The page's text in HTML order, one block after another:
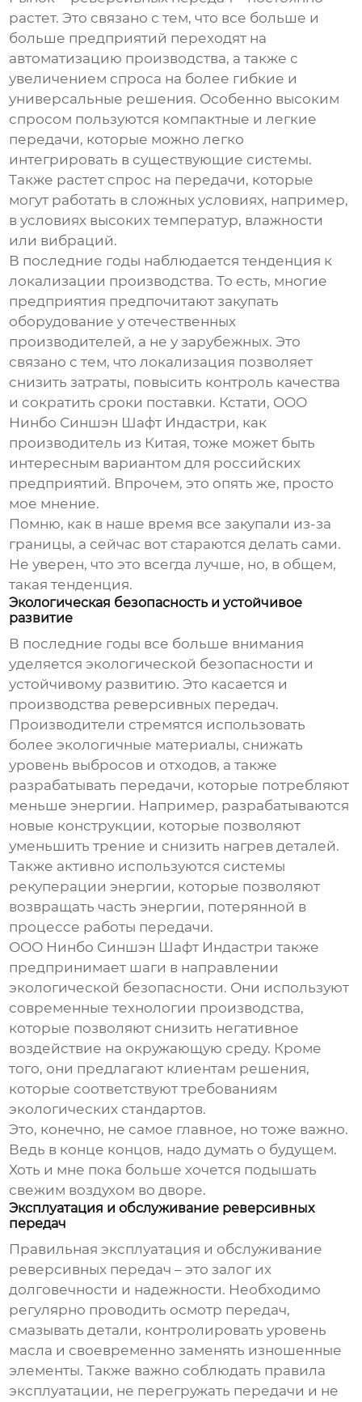
растет. Это связано с тем, что все больше и
больше предприятий переходят на
автоматизацию производства, а также с
увеличением спроса на более гибкие и
универсальные решения. Особенно высоким
спросом пользуются компактные и легкие
передачи, которые можно легко
интегрировать в существующие системы.
Также растет спрос на передачи, которые
могут работать в сложных условиях, например,
в условиях высоких температур, влажности
или вибраций.
В последние годы наблюдается тенденция к
локализации производства. То есть, многие
предприятия предпочитают закупать
оборудование у отечественных
производителей, а не у зарубежных. Это
связано с тем, что локализация позволяет
снизить затраты, повысить контроль качества
и сократить сроки поставки. Кстати, ООО
Нинбо Синшэн Шафт Индастри, как
производитель из Китая, тоже может быть
интересным вариантом для российских
предприятий. Впрочем, это опять же, просто
мое мнение.
Помню, как в наше время все закупали из-за
границы, а сейчас вот стараются делать сами.
Не уверен, что это всегда лучше, но, в общем,
такая тенденция.
Экологическая безопасность и устойчивое
развитие
В последние годы все больше внимания
уделяется экологической безопасности и
устойчивому развитию. Это касается и
производства реверсивных передач.
Производители стремятся использовать
более экологичные материалы, снижать
уровень выбросов и отходов, а также
разрабатывать передачи, которые потребляют
меньше энергии. Например, разрабатываются
новые конструкции, которые позволяют
уменьшить трение и снизить нагрев деталей.
Также активно используются системы
рекуперации энергии, которые позволяют
возвращать часть энергии, потерянной в
процессе работы передачи.
ООО Нинбо Синшэн Шафт Индастри также
предпринимает шаги в направлении
экологической безопасности. Они используют
современные технологии производства,
которые позволяют снизить негативное
воздействие на окружающую среду. Кроме
того, они предлагают клиентам решения,
которые соответствуют требованиям
экологических стандартов.
Это, конечно, не самое главное, но тоже важно.
Ведь в конце концов, надо думать о будущем.
Хоть и мне пока больше хочется подышать
свежим воздухом во дворе.
Эксплуатация и обслуживание реверсивных
передач
Правильная эксплуатация и обслуживание
реверсивных передач – это залог их
долговечности и надежности. Необходимо
регулярно проводить осмотр передач,
смазывать детали, контролировать уровень
масла и своевременно заменять изношенные
элементы. Также важно соблюдать правила
эксплуатации, не перегружать передачи и не